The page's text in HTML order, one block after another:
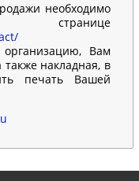
необходимо
странице
Вам
накладная, в
печать Вашей